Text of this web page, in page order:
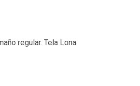
regular. Tela Lona